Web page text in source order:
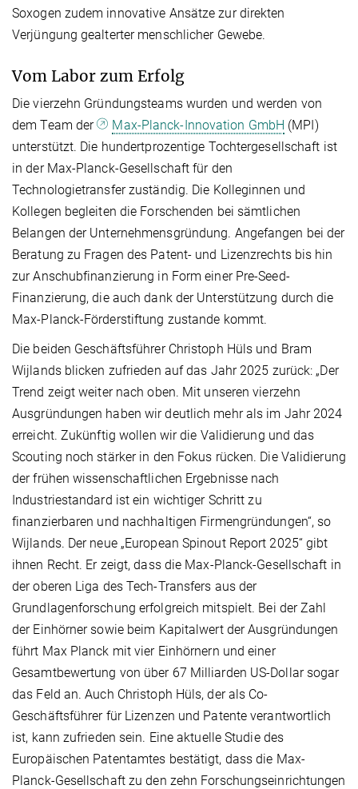
Soxogen zudem innovative Ansätze zur direkten
Verjüngung gealterter menschlicher Gewebe.
Vom Labor zum Erfolg
Die vierzehn Gründungsteams wurden und werden von
dem Team der
Max-Planck-Innovation GmbH (MPI)
unterstützt. Die hundertprozentige Tochtergesellschaft ist
in der Max-Planck-Gesellschaft für den
Technologietransfer zuständig. Die Kolleginnen und
Kollegen begleiten die Forschenden bei sämtlichen
Belangen der Unternehmensgründung. Angefangen bei der
Beratung zu Fragen des Patent- und Lizenzrechts bis hin
zur Anschubfinanzierung in Form einer Pre-Seed-
Finanzierung, die auch dank der Unterstützung durch die
Max-Planck-Förderstiftung zustande kommt.
Die beiden Geschäftsführer Christoph Hüls und Bram
Wijlands blicken zufrieden auf das Jahr 2025 zurück: „Der
Trend zeigt weiter nach oben. Mit unseren vierzehn
Ausgründungen haben wir deutlich mehr als im Jahr 2024
erreicht. Zukünftig wollen wir die Validierung und das
Scouting noch stärker in den Fokus rücken. Die Validierung
der frühen wissenschaftlichen Ergebnisse nach
Industriestandard ist ein wichtiger Schritt zu
finanzierbaren und nachhaltigen Firmengründungen“, so
Wijlands. Der neue „European Spinout Report 2025“ gibt
ihnen Recht. Er zeigt, dass die Max-Planck-Gesellschaft in
der oberen Liga des Tech-Transfers aus der
Grundlagenforschung erfolgreich mitspielt. Bei der Zahl
der Einhörner sowie beim Kapitalwert der Ausgründungen
führt Max Planck mit vier Einhörnern und einer
Gesamtbewertung von über 67 Milliarden US-Dollar sogar
das Feld an. Auch Christoph Hüls, der als Co-
Geschäftsführer für Lizenzen und Patente verantwortlich
ist, kann zufrieden sein. Eine aktuelle Studie des
Europäischen Patentamtes bestätigt, dass die Max-
Planck-Gesellschaft zu den zehn Forschungseinrichtungen